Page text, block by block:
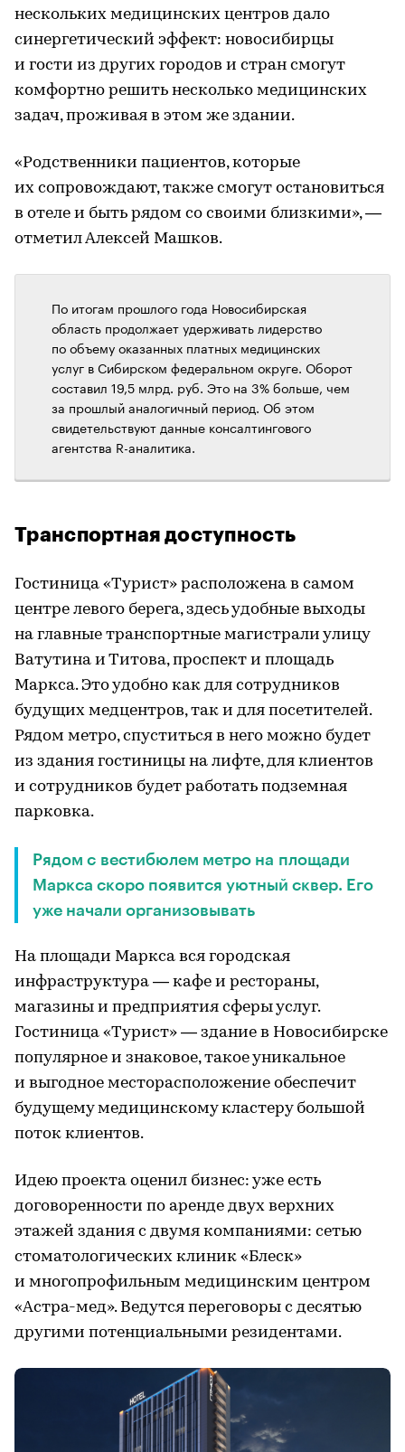
нескольких медицинских центров дало
синергетический эффект: новосибирцы
и гости из других городов и стран смогут
комфортно решить несколько медицинских
задач, проживая в этом же здании.
«Родственники пациентов, которые
их сопровождают, также смогут остановиться
в отеле и быть рядом со своими близкими», —
отметил Алексей Машков.
По итогам прошлого года Новосибирская
область продолжает удерживать лидерство
по объему оказанных платных медицинских
услуг в Сибирском федеральном округе. Оборот
составил 19,5 млрд. руб. Это на 3% больше, чем
за прошлый аналогичный период. Об этом
свидетельствуют данные консалтингового
агентства R-аналитика.
Транспортная доступность
Гостиница «Турист» расположена в самом
центре левого берега, здесь удобные выходы
на главные транспортные магистрали улицу
Ватутина и Титова, проспект и площадь
Маркса. Это удобно как для сотрудников
будущих медцентров, так и для посетителей.
Рядом метро, спуститься в него можно будет
из здания гостиницы на лифте, для клиентов
и сотрудников будет работать подземная
парковка.
Рядом с вестибюлем метро на площади
Маркса скоро появится уютный сквер. Его
уже начали организовывать
На площади Маркса вся городская
инфраструктура — кафе и рестораны,
магазины и предприятия сферы услуг.
Гостиница «Турист» — здание в Новосибирске
популярное и знаковое, такое уникальное
и выгодное месторасположение обеспечит
будущему медицинскому кластеру большой
поток клиентов.
Идею проекта оценил бизнес: уже есть
договоренности по аренде двух верхних
этажей здания с двумя компаниями: сетью
стоматологических клиник «Блеск»
и многопрофильным медицинским центром
«Астра-мед». Ведутся переговоры с десятью
другими потенциальными резидентами.